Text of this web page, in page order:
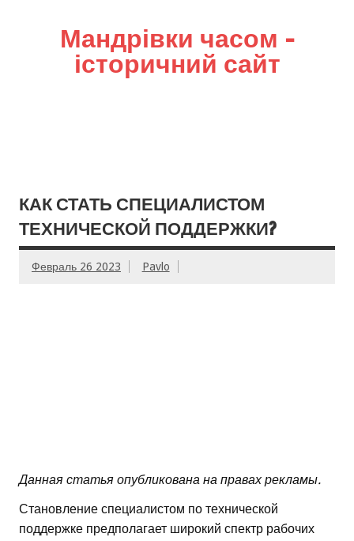
Мандрівки часом –
історичний сайт
КАК СТАТЬ СПЕЦИАЛИСТОМ
ТЕХНИЧЕСКОЙ ПОДДЕРЖКИ?
Февраль 26 2023 Pavlo
Данная статья опубликована на правах рекламы.
Становление специалистом по технической
поддержке предполагает широкий спектр рабочих